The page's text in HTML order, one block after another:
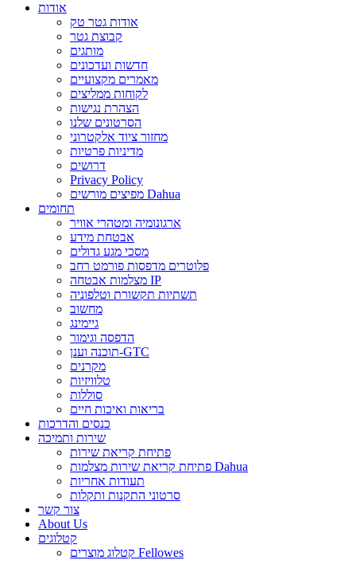
אודות
אודות גטר טק
קבוצת גטר
מותגים
חדשות ועדכונים
מאמרים מקצועיים
לקוחות ממליצים
הצהרת נגישות
הסרטונים שלנו
מחזור ציוד אלקטרוני
מדיניות פרטיות
דרושים
Privacy Policy
מפיצים מורשים Dahua
תחומים
ארגונומיה ומטהרי אוויר
אבטחת מידע
מסכי מגע גדולים
פלוטרים מדפסות פורמט רחב
מצלמות אבטחה IP
תשתיות תקשורת וטלפוניה
מחשוב
גיימינג
הדפסה וגימור
תוכנה וענן-GTC
מקרנים
טלוויזיות
סוללות
בריאות ואיכות חיים
כנסים והדרכות
שירות ותמיכה
פתיחת קריאת שירות
פתיחת קריאת שירות מצלמות Dahua
תעודות אחריות
סרטוני התקנות ותקלות
צור קשר
About Us
קטלוגים
קטלוג מוצרים Fellowes